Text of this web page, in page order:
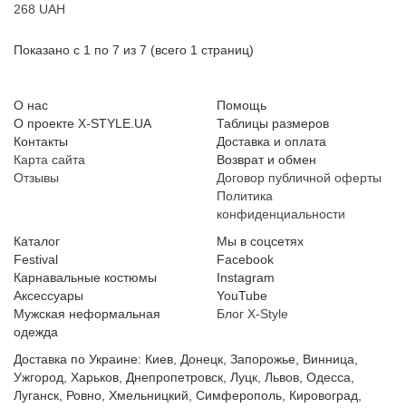
268 UAH
Показано с 1 по 7 из 7 (всего 1 страниц)
О нас
О проекте X-STYLE.UA
Контакты
Карта сайта
Отзывы
Помощь
Таблицы размеров
Доставка и оплата
Возврат и обмен
Договор публичной оферты
Политика
конфиденциальности
Каталог
Festival
Карнавальные костюмы
Аксессуары
Мужская неформальная
одежда
Мы в соцсетях
Facebook
Instagram
YouTube
Блог X-Style
Доставка по Украине: Киев, Донецк, Запорожье, Винница,
Ужгород, Харьков, Днепропетровск, Луцк, Львов, Одесса,
Луганск, Ровно, Хмельницкий, Симферополь, Кировоград,